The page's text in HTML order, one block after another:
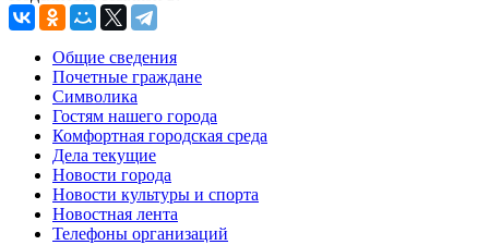
Общие сведения
Почетные граждане
Символика
Гостям нашего города
Комфортная городская среда
Дела текущие
Новости города
Новости культуры и спорта
Новостная лента
Телефоны организаций